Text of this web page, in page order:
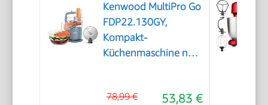
Kenwood MultiPro Go
FDP22.130GY,
Kompakt-
Küchenmaschine nur
Pürieren und Teig53,83 €
78,99 €